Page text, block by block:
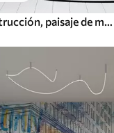
Vehículos de construcción, paisaje de montaña, globos y nubes en estilo escandinavo